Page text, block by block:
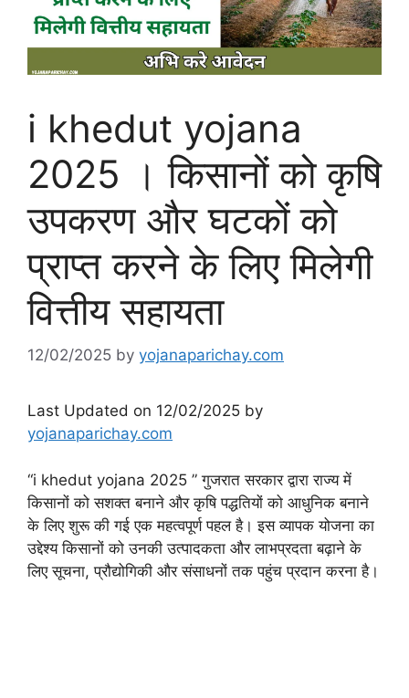
i khedut yojana
2025 । किसानों को कृषि
उपकरण और घटकों को
प्राप्त करने के लिए मिलेगी
वित्तीय सहायता
12/02/2025 by yojanaparichay.com
Last Updated on 12/02/2025 by
yojanaparichay.com
“i khedut yojana 2025 ” गुजरात सरकार द्वारा राज्य में
किसानों को सशक्त बनाने और कृषि पद्धतियों को आधुनिक बनाने
के लिए शुरू की गई एक महत्वपूर्ण पहल है। इस व्यापक योजना का
उद्देश्य किसानों को उनकी उत्पादकता और लाभप्रदता बढ़ाने के
लिए सूचना, प्रौद्योगिकी और संसाधनों तक पहुंच प्रदान करना है।